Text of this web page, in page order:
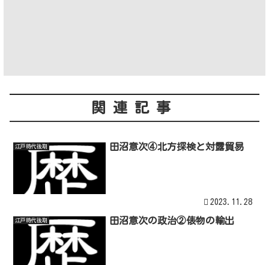
関連記事
江戸時代後期 田沼意次④北方探検と対露貿易
2023.11.28
江戸時代後期 田沼意次の政治②俵物の輸出